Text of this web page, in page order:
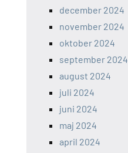
december 2024
november 2024
oktober 2024
september 2024
august 2024
juli 2024
juni 2024
maj 2024
april 2024